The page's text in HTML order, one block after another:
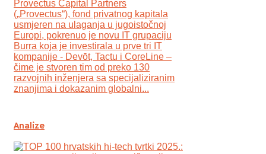
Provectus Capital Partners
(„Provectus“), fond privatnog kapitala
usmjeren na ulaganja u jugoistočnoj
Europi, pokrenuo je novu IT grupaciju
Burra koja je investirala u prve tri IT
kompanije - Devōt, Tactu i CoreLine –
čime je stvoren tim od preko 130
razvojnih inženjera sa specijaliziranim
znanjima i dokazanim globalni...
Analize